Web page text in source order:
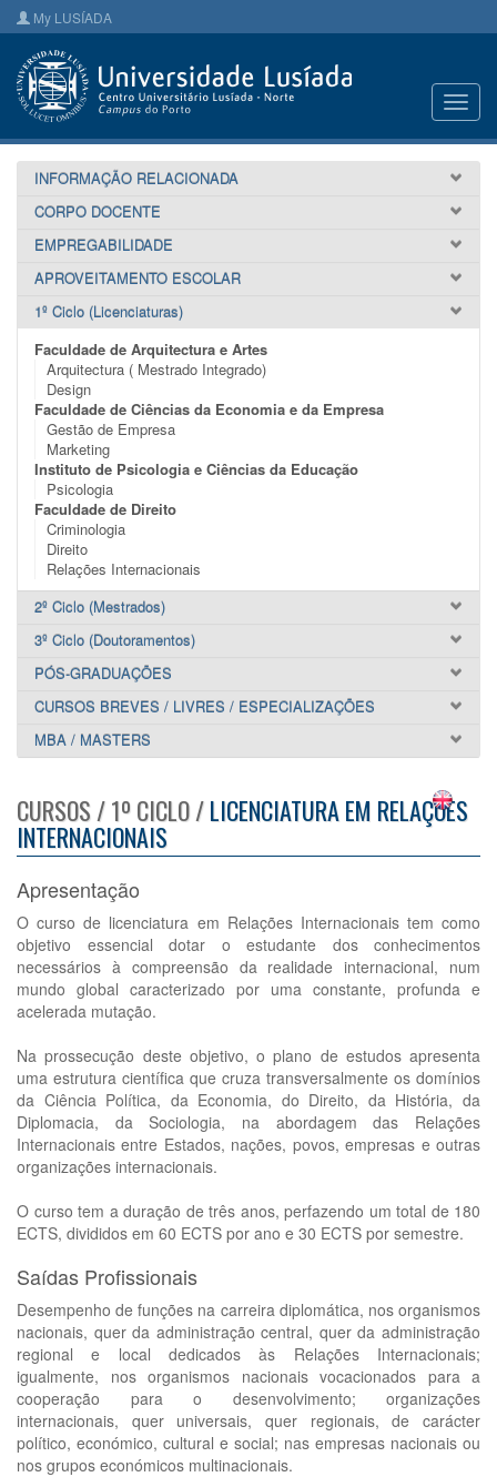
My LUSÍADA
INFORMAÇÃO RELACIONADA
CORPO DOCENTE
EMPREGABILIDADE
APROVEITAMENTO ESCOLAR
1º Ciclo (Licenciaturas)
Faculdade de Arquitectura e Artes
Arquitectura ( Mestrado Integrado)
Design
Faculdade de Ciências da Economia e da Empresa
Gestão de Empresa
Marketing
Instituto de Psicologia e Ciências da Educação
Psicologia
Faculdade de Direito
Criminologia
Direito
Relações Internacionais
2º Ciclo (Mestrados)
3º Ciclo (Doutoramentos)
PÓS-GRADUAÇÕES
CURSOS BREVES / LIVRES / ESPECIALIZAÇÕES
MBA / MASTERS
CURSOS / 1º CICLO /LICENCIATURA EM RELAÇÕES
INTERNACIONAIS
Apresentação
O curso de licenciatura em Relações Internacionais tem como
objetivo essencial dotar o estudante dos conhecimentos
necessários à compreensão da realidade internacional, num
mundo global caracterizado por uma constante, profunda e
acelerada mutação.
Na prossecução deste objetivo, o plano de estudos apresenta
uma estrutura científica que cruza transversalmente os domínios
da Ciência Política, da Economia, do Direito, da História, da
Diplomacia, da Sociologia, na abordagem das Relações
Internacionais entre Estados, nações, povos, empresas e outras
organizações internacionais.
O curso tem a duração de três anos, perfazendo um total de 180
ECTS, divididos em 60 ECTS por ano e 30 ECTS por semestre.
Saídas Profissionais
Desempenho de funções na carreira diplomática, nos organismos
nacionais, quer da administração central, quer da administração
regional e local dedicados às Relações Internacionais;
igualmente, nos organismos nacionais vocacionados para a
cooperação para o desenvolvimento; organizações
internacionais, quer universais, quer regionais, de carácter
político, económico, cultural e social; nas empresas nacionais ou
nos grupos económicos multinacionais.